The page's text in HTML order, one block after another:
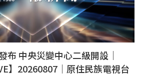
布 中央災變中心二級開設｜
】20260807｜原住民族電視台